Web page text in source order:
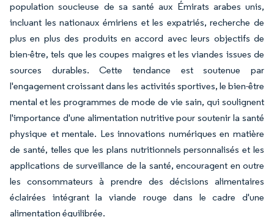
population soucieuse de sa santé aux Émirats arabes unis,
incluant les nationaux émiriens et les expatriés, recherche de
plus en plus des produits en accord avec leurs objectifs de
bien-être, tels que les coupes maigres et les viandes issues de
sources durables. Cette tendance est soutenue par
l'engagement croissant dans les activités sportives, le bien-être
mental et les programmes de mode de vie sain, qui soulignent
l'importance d'une alimentation nutritive pour soutenir la santé
physique et mentale. Les innovations numériques en matière
de santé, telles que les plans nutritionnels personnalisés et les
applications de surveillance de la santé, encouragent en outre
les consommateurs à prendre des décisions alimentaires
éclairées intégrant la viande rouge dans le cadre d'une
alimentation équilibrée.